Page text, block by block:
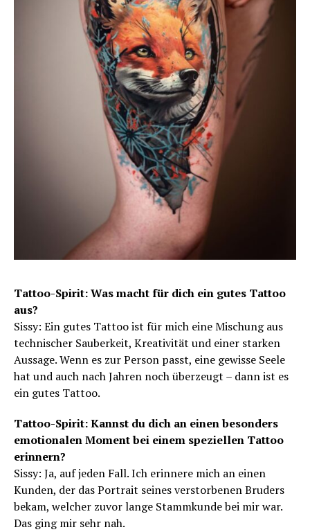
Tattoo-Spirit: Was macht für dich ein gutes Tattoo
aus?
Sissy: Ein gutes Tattoo ist für mich eine Mischung aus
technischer Sauberkeit, Kreativität und einer starken
Aussage. Wenn es zur Person passt, eine gewisse Seele
hat und auch nach Jahren noch überzeugt – dann ist es
ein gutes Tattoo.
Tattoo-Spirit: Kannst du dich an einen besonders
emotionalen Moment bei einem speziellen Tattoo
erinnern?
Sissy: Ja, auf jeden Fall. Ich erinnere mich an einen
Kunden, der das Portrait seines verstorbenen Bruders
bekam, welcher zuvor lange Stammkunde bei mir war.
Das ging mir sehr nah.